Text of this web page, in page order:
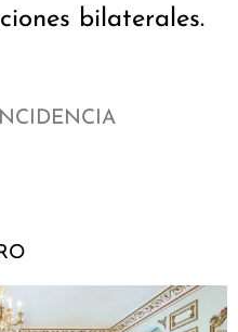
bilaterales.